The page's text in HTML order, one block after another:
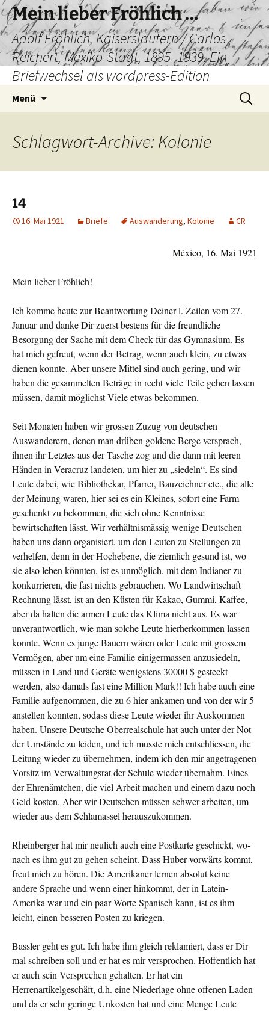
Mein lieber Fröhlich …
Adolf Fröhlich, Kaiserslautern / Carlos
Reichert, Mexiko-Stadt, 1895–1939. Ein
Briefwechsel als wordpress-Edition
Menü
Suchen
nach:
Schlagwort-Archive: Kolonie
14
16. Mai 1921 Briefe Auswanderung, Kolonie CR
México, 16. Mai 1921
Mein lieber Fröhlich!
Ich komme heute zur Beantwortung Deiner l. Zeilen vom 27.
Januar und danke Dir zuerst bestens für die freundliche
Besorgung der Sache mit dem Check für das Gymnasium. Es
hat mich gefreut, wenn der Betrag, wenn auch klein, zu etwas
dienen konnte. Aber unsere Mittel sind auch gering, und wir
haben die gesammelten Beträge in recht viele Teile gehen lassen
müssen, damit möglichst Viele etwas bekommen.
Seit Monaten haben wir grossen Zuzug von deutschen
Auswanderern, denen man drüben goldene Berge versprach,
ihnen ihr Letztes aus der Tasche zog und die dann mit leeren
Händen in Veracruz landeten, um hier zu „siedeln“. Es sind
Leute dabei, wie Bibliothekar, Pfarrer, Bauzeichner etc., die alle
der Meinung waren, hier sei es ein Kleines, sofort eine Farm
geschenkt zu bekommen, die sich ohne Kenntnisse
bewirtschaften lässt. Wir verhältnismässig wenige Deutschen
haben uns dann organisiert, um den Leuten zu Stellungen zu
verhelfen, denn in der Hochebene, die ziemlich gesund ist, wo
sie also leben könnten, ist es unmöglich, mit dem Indianer zu
konkurrieren, die fast nichts gebrauchen. Wo Landwirtschaft
Rechnung lässt, ist an den Küsten für Kakao, Gummi, Kaffee,
aber da halten die armen Leute das Klima nicht aus. Es war
unverantwortlich, wie man solche Leute hierherkommen lassen
konnte. Wenn es junge Bauern wären oder Leute mit grossem
Vermögen, aber um eine Familie einigermassen anzusiedeln,
müssen in Land und Geräte wenigstens 30000 $ gesteckt
werden, also damals fast eine Million Mark!! Ich habe auch eine
Familie aufgenommen, die zu 6 hier ankamen und von der wir 5
anstellen konnten, sodass diese Leute wieder ihr Auskommen
haben. Unsere Deutsche Oberrealschule hat auch unter der Not
der Umstände zu leiden, und ich musste mich entschliessen, die
Leitung wieder zu übernehmen, indem ich den mir angetragenen
Vorsitz im Verwaltungsrat der Schule wieder übernahm. Eines
der Ehrenämtchen, die viel Arbeit machen und einem dazu noch
Geld kosten. Aber wir Deutschen müssen schwer arbeiten, um
wieder aus dem Schlamassel herauszukommen.
Rheinberger hat mir neulich auch eine Postkarte geschickt, wo­
nach es ihm gut zu gehen scheint. Dass Huber vorwärts kommt,
freut mich zu hören. Die Amerikaner lernen absolut keine
andere Sprache und wenn einer hinkommt, der in Latein-
Amerika war und ein paar Worte Spanisch kann, ist es ihm
leicht, einen besseren Posten zu kriegen.
Bassler geht es gut. Ich habe ihm gleich reklamiert, dass er Dir
mal schreiben soll und er hat es mir versprochen. Hoffentlich hat
er auch sein Versprechen gehalten. Er hat ein
Herrenartikelgeschäft, d.h. eine Niederlage ohne offenen Laden
und da er sehr geringe Unkosten hat und eine Menge Leute